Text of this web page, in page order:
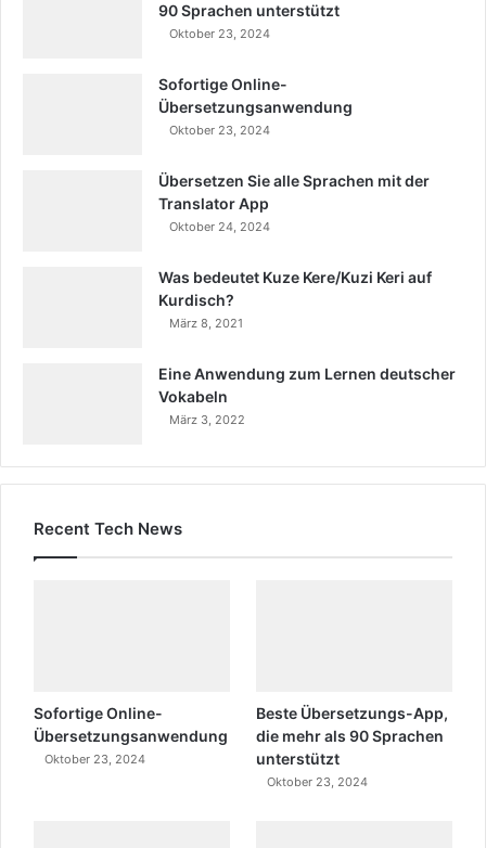
90 Sprachen unterstützt
Oktober 23, 2024
Sofortige Online-
Übersetzungsanwendung
Oktober 23, 2024
Übersetzen Sie alle Sprachen mit der
Translator App
Oktober 24, 2024
Was bedeutet Kuze Kere/Kuzi Keri auf
Kurdisch?
März 8, 2021
Eine Anwendung zum Lernen deutscher
Vokabeln
März 3, 2022
Recent Tech News
Sofortige Online-
Übersetzungsanwendung
Oktober 23, 2024
Beste Übersetzungs-App,
die mehr als 90 Sprachen
unterstützt
Oktober 23, 2024